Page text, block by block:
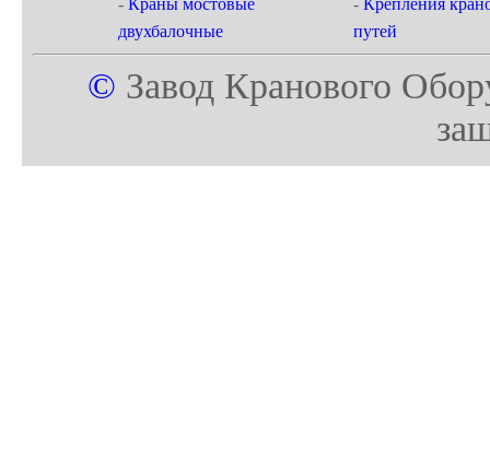
- Краны мостовые
двухбалочные
- Крепления
путей
© Завод Кранового